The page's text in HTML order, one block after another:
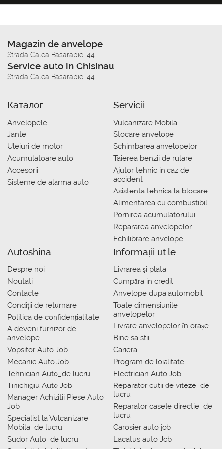
Magazin de anvelope
Strada Calea Basarabiei 44
Service auto in Chisinau
Strada Calea Basarabiei 44
Каталог
Anvelopele
Jante
Uleiuri de motor
Acumulatoare auto
Accesorii
Sisteme de alarma auto
Servicii
Vulcanizare Mobila
Stocare anvelope
Schimbarea anvelopelor
Taierea benzii de rulare
Ajutor tehnic in caz de
accident
Asistenta tehnica la blocare
Alimentarea cu combustibil
Pornirea acumulatorului
Repararea anvelopelor
Echilibrare anvelope
Autoshina
Despre noi
Noutati
Contacte
Condiții de returnare
Politica de confidențialitate
A deveni furnizor de
anvelope
Vopsitor Auto Job
Mecanic Auto Job
Tehnician Auto_de lucru
Tinichigiu Auto Job
Manager Achizitii Piese Auto
Job
Specialist la Vulcanizare
Mobila_de lucru
Sudor Auto_de lucru
Informații utile
Livrarea şi plata
Сumpăra in credit
Anvelope dupa automobil
Toate dimensiunile
anvelopelor
Livrare anvelopelor în orașe
Bine sa stii
Cariera
Program de loialitate
Electrician Auto Job
Reparator cutii de viteze_de
lucru
Reparator casete directie_de
lucru
Carosier auto job
Lacatus auto Job